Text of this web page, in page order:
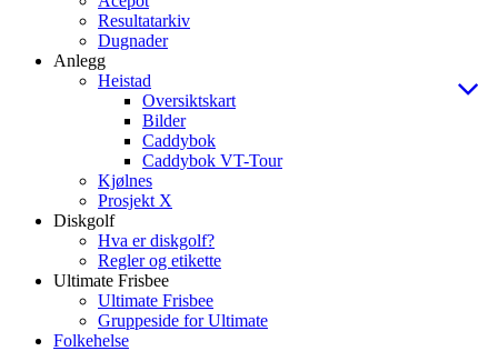
Resultatarkiv
Dugnader
Anlegg
Heistad
Oversiktskart
Bilder
Caddybok
Caddybok VT-Tour
Kjølnes
Prosjekt X
Diskgolf
Hva er diskgolf?
Regler og etikette
Ultimate Frisbee
Ultimate Frisbee
Gruppeside for Ultimate
Folkehelse